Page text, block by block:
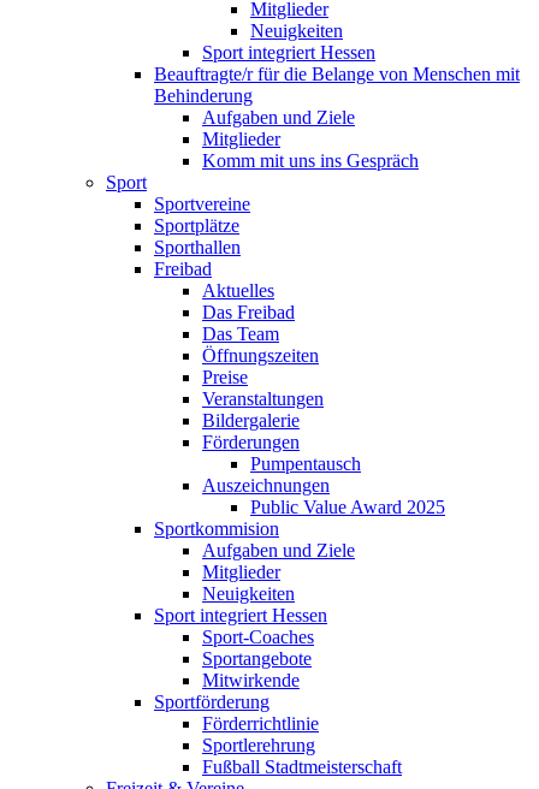
Mitglieder
Neuigkeiten
Sport integriert Hessen
Beauftragte/r für die Belange von Menschen mit
Behinderung
Aufgaben und Ziele
Mitglieder
Komm mit uns ins Gespräch
Sport
Sportvereine
Sportplätze
Sporthallen
Freibad
Aktuelles
Das Freibad
Das Team
Öffnungszeiten
Preise
Veranstaltungen
Bildergalerie
Förderungen
Pumpentausch
Auszeichnungen
Public Value Award 2025
Sportkommision
Aufgaben und Ziele
Mitglieder
Neuigkeiten
Sport integriert Hessen
Sport-Coaches
Sportangebote
Mitwirkende
Sportförderung
Förderrichtlinie
Sportlerehrung
Fußball Stadtmeisterschaft